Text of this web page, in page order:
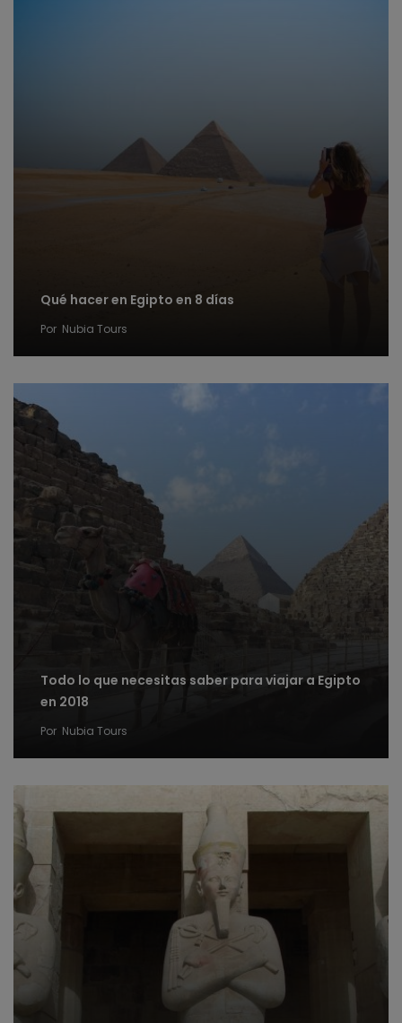
Qué hacer en Egipto en 8 días
Por Nubia Tours
Todo lo que necesitas saber para viajar a Egipto
en 2018
Por Nubia Tours